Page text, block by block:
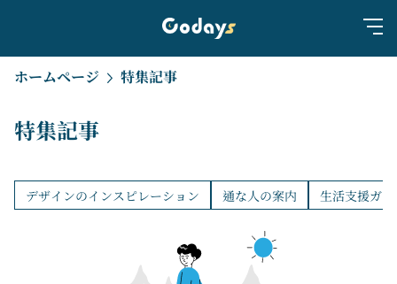
ホームページ 特集記事
特集記事
デザインのインスピレーション 通な人の案内 生活支援ガ